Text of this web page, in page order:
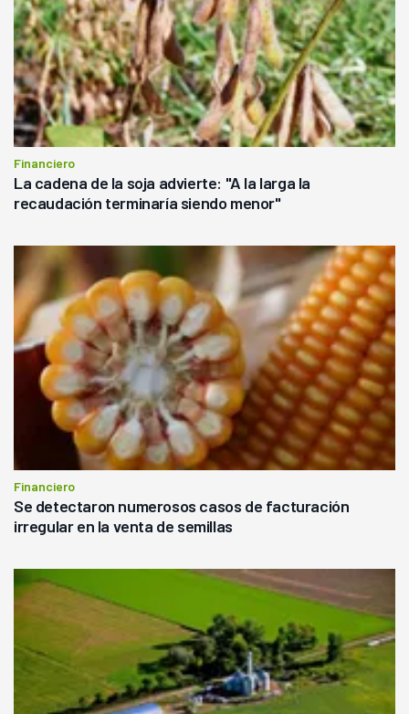
Financiero
La cadena de la soja advierte: "A la larga la
recaudación terminaría siendo menor"
Financiero
Se detectaron numerosos casos de facturación
irregular en la venta de semillas